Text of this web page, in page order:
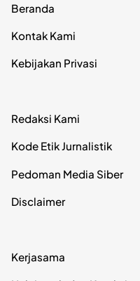
Beranda
Kontak Kami
Kebijakan Privasi
Redaksi Kami
Kode Etik Jurnalistik
Pedoman Media Siber
Disclaimer
Kerjasama